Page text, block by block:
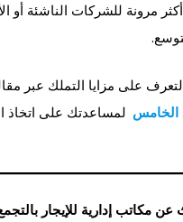
أكثر مرونة للشركات الناشئة أو
على مزايا التملك عبر
الخامس لمساعدتك على اتخاذ
عن مكاتب إدارية للإيجار